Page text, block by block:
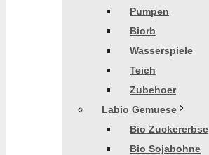
Pumpen
Biorb
Wasserspiele
Teich
Zubehoer
Labio Gemuese
Bio Zuckererbse
Bio Sojabohne